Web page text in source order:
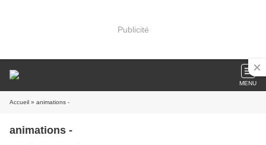
Publicité
MENU
Accueil » animations -
animations -